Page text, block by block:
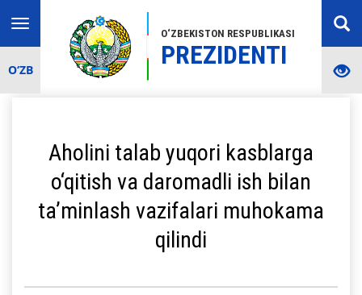
O‘ZBEKISTON RESPUBLIKASI
PREZIDENTI
Toggle
navigation
O‘ZB
Aholini talab yuqori kasblarga
o‘qitish va daromadli ish bilan
ta’minlash vazifalari muhokama
qilindi